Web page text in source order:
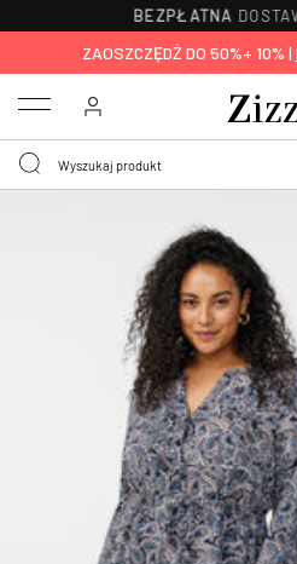
BEZPŁATNA
ZAOSZCZĘDŹ DO 50%+ 10% |
Menu